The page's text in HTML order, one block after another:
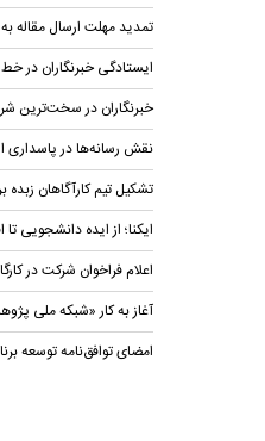
تمدید مهلت ارسال مقاله
ایستادگی خبرنگاران در
خبرنگاران در سخت‌ترین
نقش رسانه‌ها در پاسداری
تشکیل تیم کارآگاهان
ایکنا؛ از ایده دانشجویی
اعلام فراخوان شرکت در
آغاز به کار «شبکه ملی
امضای توافق‌نامه توسعه